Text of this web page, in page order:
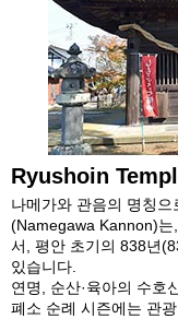
Ryushoin
나메가와 관음의 명칭
(Namegawa Kannon)는
서, 평안 초기의 838년
있습니다.
연명, 순산·육아의 수호
폐소 순례 시즌에는 관